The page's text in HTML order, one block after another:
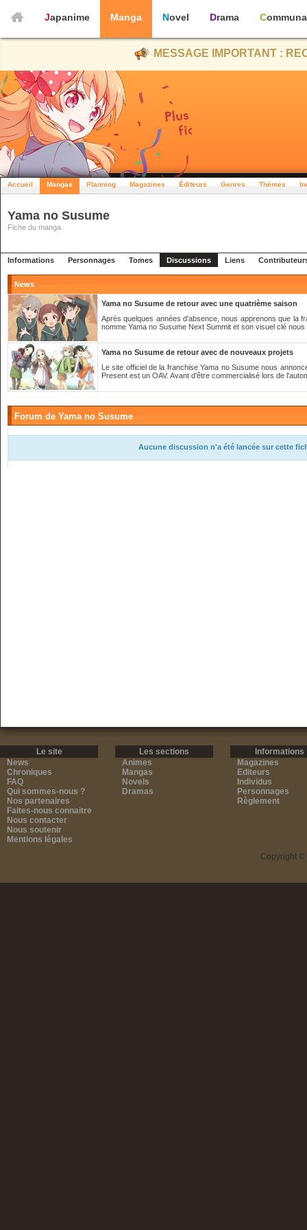
Japanime Manga Novel Drama
MESSAGE IMPORTANT :
Accueil Mangas Planning Magazines Éditeurs Genres Thèmes
Yama no Susume
Fiche du manga
Informations Personnages Tomes Discussions Liens
News
Yama no Susume de retour avec une quatrième saison
Après quelques années d'absence, nous apprenons que la
nomme Yama no Susume Next Summit et son visuel clé
Yama no Susume de retour avec de nouveaux projets
Le site officiel de la franchise Yama no Susume nous
Present est un OAV. Avant d'être commercialisé lors de
Forum de Yama no Susume
Aucune discussion n'a été lancée sur cette
Le site
News
Chroniques
FAQ
Qui sommes-nous ?
Nos partenaires
Faites-nous connaitre
Nous contacter
Nous soutenir
Mentions légales
Les sections
Animes
Mangas
Novels
Dramas
Informations
Magazines
Editeurs
Individus
Personnages
Règlement
Copyright ©